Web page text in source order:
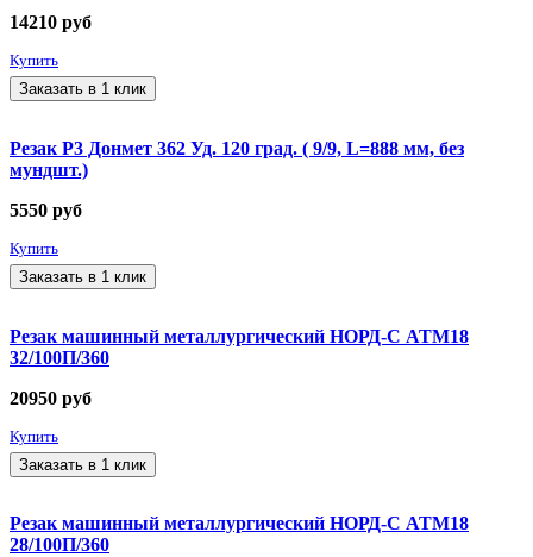
14210 руб
Купить
Заказать в 1 клик
Резак Р3 Донмет 362 Уд. 120 град. ( 9/9, L=888 мм, без
мундшт.)
5550 руб
Купить
Заказать в 1 клик
Резак машинный металлургический НОРД-С АТМ18
32/100П/360
20950 руб
Купить
Заказать в 1 клик
Резак машинный металлургический НОРД-С АТМ18
28/100П/360